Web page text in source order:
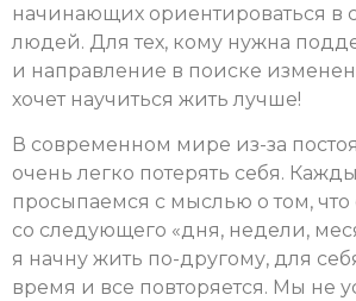
начинающих ориентироваться в
людей. Для тех, кому нужна
и направление в поиске
хочет научиться жить лучше!
В современном мире из-за
очень легко потерять себя.
просыпаемся с мыслью о том, что
со следующего «дня, недели,
я начну жить по-другому, для
время и все повторяется. Мы не